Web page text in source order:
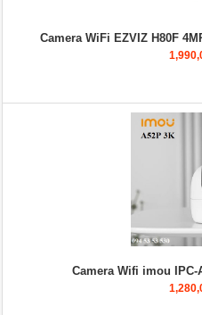
Camera WiFi EZVIZ H80F
Camera Wifi imou IPC-